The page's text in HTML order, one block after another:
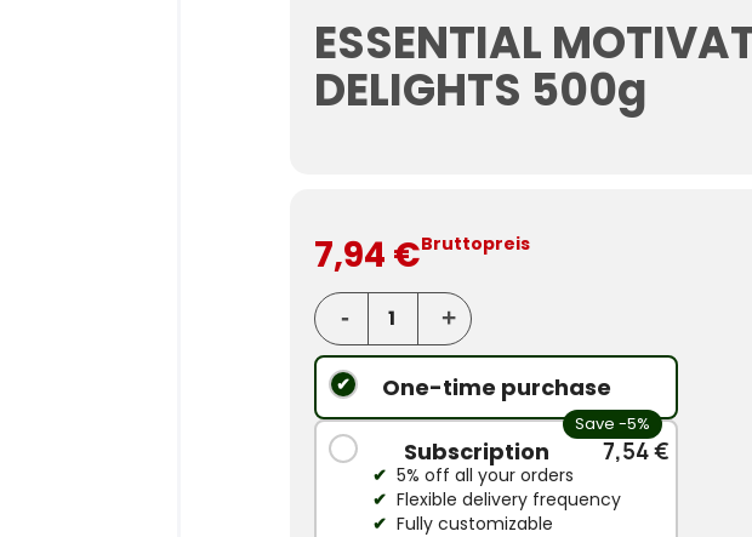
ESSENTIAL
DELIGHTS 500g
7,94 €Bruttopreis
One-time purchase
Save -5%
Subscription 7,54 €
5% off all your orders
Flexible delivery frequency
Fully customizable